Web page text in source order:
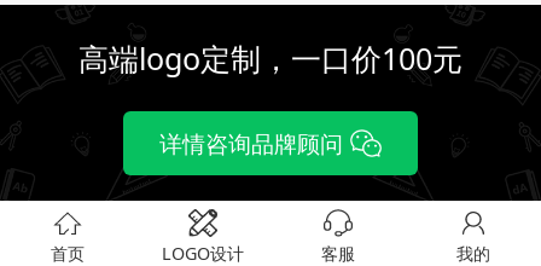
高端logo定制，一口价100元
详情咨询品牌顾问
首页 LOGO设计 客服 我的